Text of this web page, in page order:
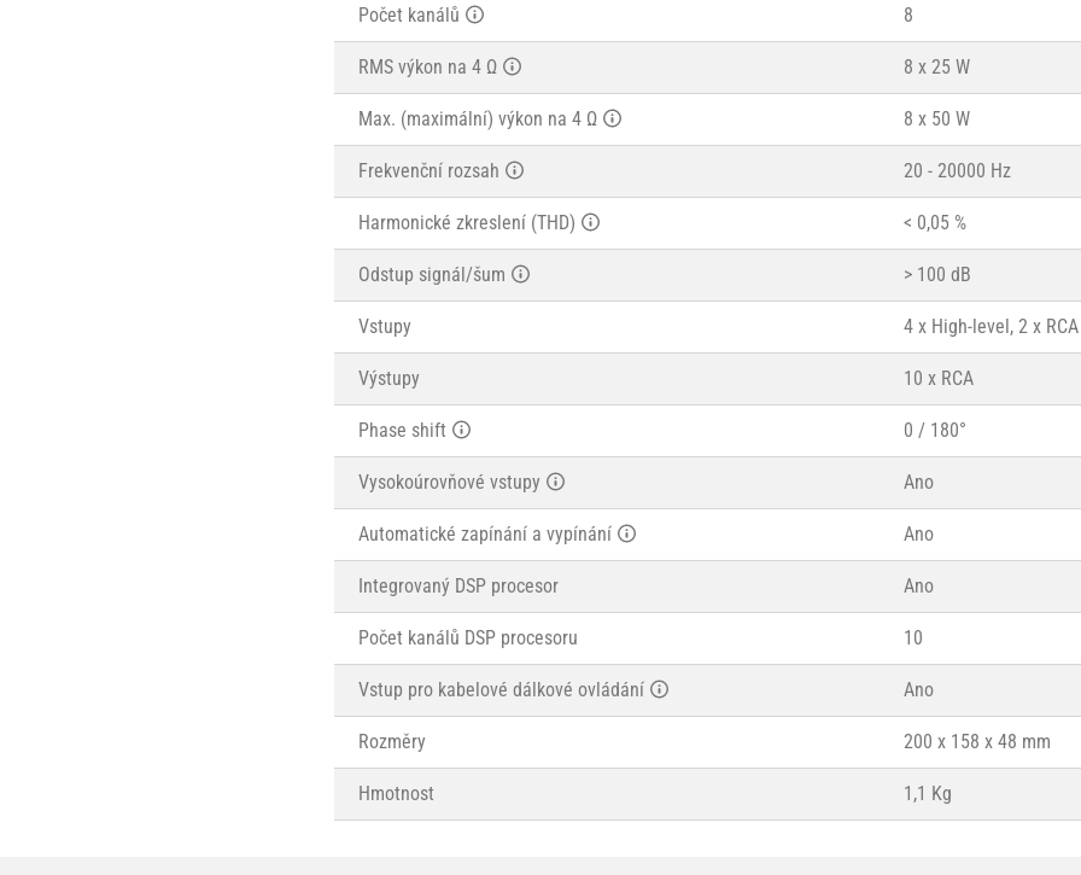
Počet kanálů 8
RMS výkon na 4 Ω 8 x 25 W
Max. (maximální) výkon na 4 Ω 8 x 50 W
Frekvenční rozsah 20 - 20000 Hz
Harmonické zkreslení (THD) < 0,05 %
Odstup signál/šum > 100 dB
Vstupy 4 x High-level, 2 x RCA
Výstupy 10 x RCA
Phase shift 0 / 180°
Vysokoúrovňové vstupy Ano
Automatické zapínání a vypínání Ano
Integrovaný DSP procesor Ano
Počet kanálů DSP procesoru 10
Vstup pro kabelové dálkové ovládání Ano
Rozměry 200 x 158 x 48 mm
Hmotnost 1,1 Kg